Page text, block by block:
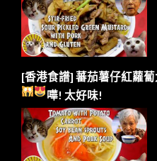
[香港食譜] 蕃茄薯仔紅蘿
嘩! 太好味!